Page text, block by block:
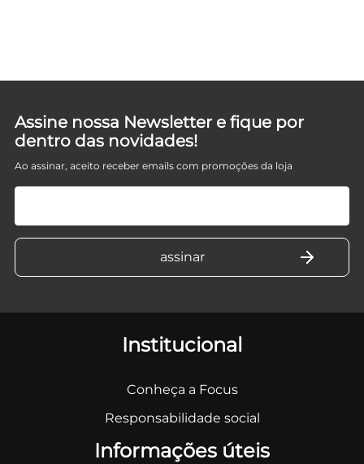
Assine nossa Newsletter e fique por
dentro das novidades!
Ao assinar, aceito receber emails com promoções da loja
Institucional
Conheça a Focus
Responsabilidade social
Informações úteis